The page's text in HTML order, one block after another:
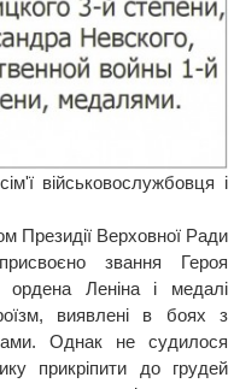
військовослужбовця і
Президії Верховної Ради
звання Героя
Леніна і медалі
виявлені в боях з
Однак не судилося
прикріпити до грудей